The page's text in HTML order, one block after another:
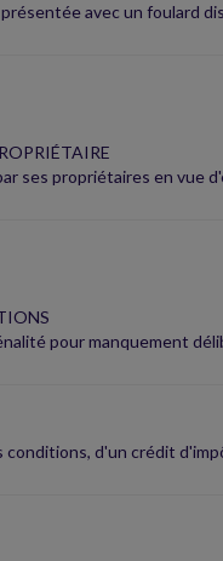
avec un foulard
ses propriétaires en vue
pour manquement
d'un crédit